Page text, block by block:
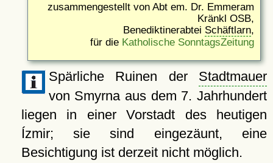
zusammengestellt von Abt em. Dr. Emmeram
Kränkl OSB,
Benediktinerabtei Schäftlarn,
für die Katholische SonntagsZeitung
Spärliche Ruinen der Stadtmauer
von Smyrna aus dem 7. Jahrhundert
liegen in einer Vorstadt des heutigen
Ízmir; sie sind eingezäunt, eine
Besichtigung ist derzeit nicht möglich.